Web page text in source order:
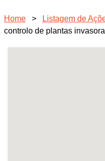
Home > Listagem de
controlo de plantas